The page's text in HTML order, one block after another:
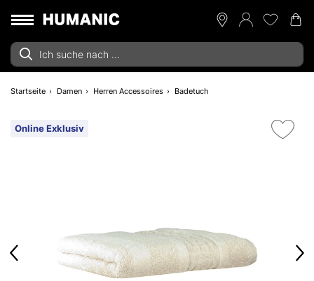
Startseite Damen Herren Accessoires Badetuch
Online Exklusiv